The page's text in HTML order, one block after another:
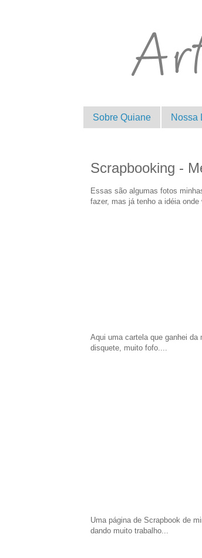
Sobre Quiane Nossa
Scrapbooking -
Essas são algumas fotos
fazer, mas já tenho a idéia onde
Aqui uma cartela que ganhei
disquete, muito fofo....
Uma página de Scrapbook de
dando muito trabalho...